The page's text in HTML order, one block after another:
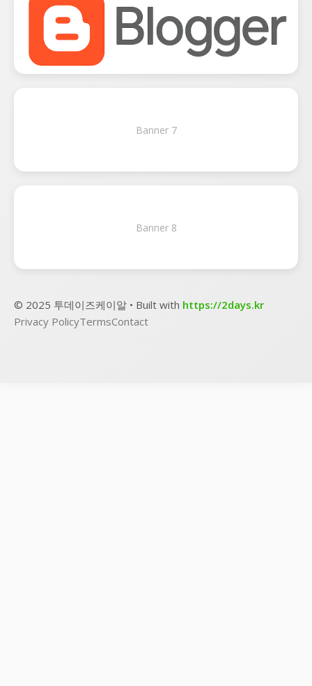
Banner 7
Banner 8
© 2025 투데이즈케이알 • Built with https://2days.kr
Privacy PolicyTermsContact